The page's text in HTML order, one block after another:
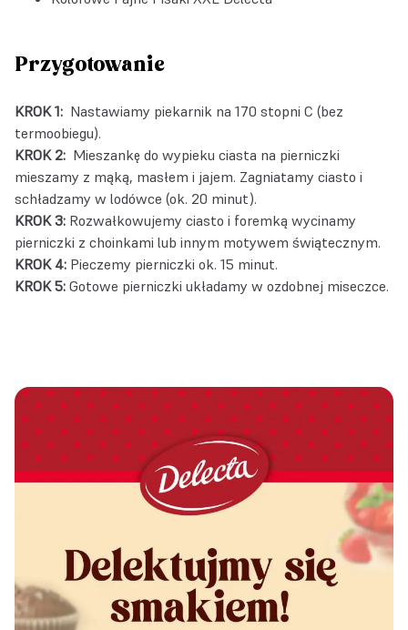
Przygotowanie
KROK 1: Nastawiamy piekarnik na 170 stopni C (bez
termoobiegu).
KROK 2: Mieszankę do wypieku ciasta na pierniczki
mieszamy z mąką, masłem i jajem. Zagniatamy ciasto i
schładzamy w lodówce (ok. 20 minut).
KROK 3: Rozwałkowujemy ciasto i foremką wycinamy
pierniczki z choinkami lub innym motywem świątecznym.
KROK 4: Pieczemy pierniczki ok. 15 minut.
KROK 5: Gotowe pierniczki układamy w ozdobnej miseczce.